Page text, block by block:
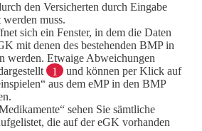
den Versicherten durch Eingabe
muss.
sich ein Fenster, in dem die Daten
mit denen des bestehenden BMP in
werden. Etwaige Abweichungen
1
und können per Klick auf
aus dem eMP in den BMP
sehen Sie sämtliche
die auf der eGK vorhanden